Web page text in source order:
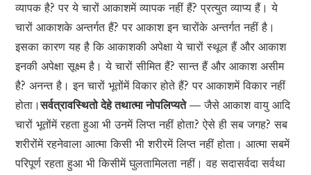
व्यापक है? पर ये चारों आकाशमें व्यापक नहीं हैं? प्रत्युत व्याप्य हैं। ये
चारों आकाशके अन्तर्गत हैं? पर आकाश इन चारोंके अन्तर्गत नहीं है।
इसका कारण यह है कि आकाशकी अपेक्षा ये चारों स्थूल हैं और आकाश
इनकी अपेक्षा सूक्ष्म है। ये चारों सीमित हैं? सान्त हैं और आकाश असीम
है? अनन्त है। इन चारों भूतोंमें विकार होते हैं? पर आकाशमें विकार नहीं
होता।सर्वत्रावस्थितो देहे तथात्मा नोपलिप्यते —जैसे आकाश वायु आदि
चारों भूतोंमें रहता हुआ भी उनमें लिप्त नहीं होता? ऐसे ही सब जगह? सब
शरीरोंमें रहनेवाला आत्मा किसी भी शरीरमें लिप्त नहीं होता। आत्मा सबमें
परिपूर्ण रहता हुआ भी किसीमें घुलतामिलता नहीं। वह सदासर्वदा सर्वथा